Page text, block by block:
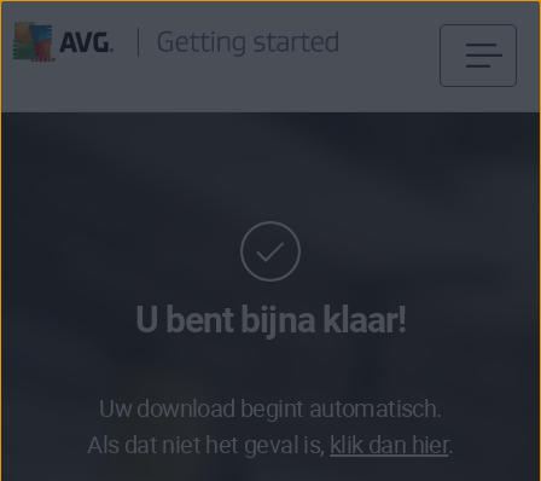
U bent bijna klaar!
Uw download begint automatisch.
Als dat niet het geval is, klik dan hier.